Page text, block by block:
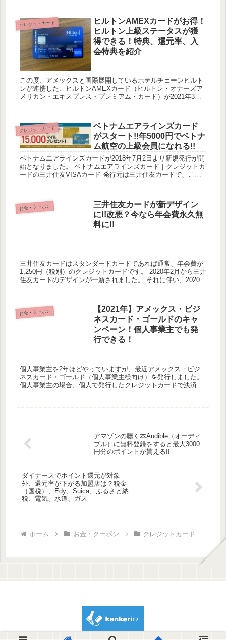
クレジットカード
ヒルトンAMEXカードがお得！
ヒルトン上級ステータスが獲
得できる！特典、還元率、入
会特典を紹介
この度、アメックスと国際展開しているホテルチェーンヒルト
ンが連携した、ヒルトンAMEXカード（ヒルトン・オナーズア
メリカン・エキスプレス・プレミアム・カード）が2021年3月9
クレジットカード
ベトナムエアラインズカード
がスタート!!年5000円でベトナ
ム航空の上級会員になれる!!
ベトナムエアラインズカードが2018年7月2日より新規発行が開
始となりました。 ベトナムエアラインズカード｜クレジットカ
ードの三井住友VISAカード 発行元は三井住友カードで、この
お金・クーポン
三井住友カードが新デザイン
に!!改悪？今なら年会費永久無
料に!!
三井住友カードはスタンダードカードであれば通常、年会費が
1,250円（税別）のクレジットカードです。 2020年2月から三井
住友カードのデザインが一新されました。 それに伴い、2020年
お金・クーポン
【2021年】アメックス・ビジ
ネスカード・ゴールドのキャ
ンペーン！個人事業主でも発
行できる！
個人事業主を2年ほどやっていますが、最近アメックス・ビジ
ネスカード・ゴールド（個人事業主様向け）を発行しました。
個人事業主の場合、個人で発行したクレジットカードで決済を
アマゾンの聴く本Audible（オーディ
ブル）に無料登録をすると最大3000
円分のポイントが貰える!!
ダイナースでポイント還元が対象
外、還元率が下がる加盟店は？税金
（国税）、Edy、Suica、ふるさと納
税、電気、水道、ガス
ホーム お金・クーポン クレジットカード